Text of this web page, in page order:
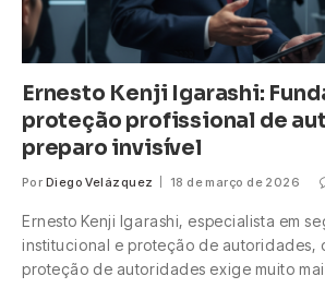
Ernesto Kenji Igarashi:
proteção profissional de
preparo invisível
Por Diego Velázquez 18 de março de 2026
Ernesto Kenji Igarashi, especialista em
institucional e proteção de autoridades,
proteção de autoridades exige muito